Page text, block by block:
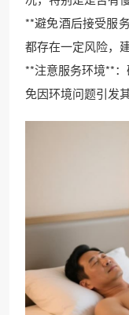
**避免酒后接受服
都存在一定风险，
**注意服务环境**
免因环境问题引发